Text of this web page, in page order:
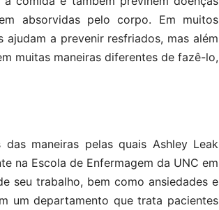
absorvidas pelo corpo. Em muitos
a prevenir resfriados, mas além
muitas maneiras diferentes de fazê-lo,
maneiras pelas quais Ashley Leak
na Escola de Enfermagem da UNC em
seu trabalho, bem como ansiedades e
um departamento que trata pacientes